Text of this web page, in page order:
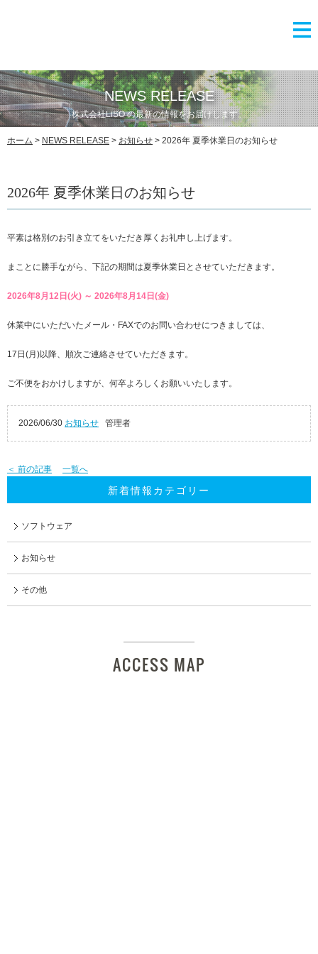
NEWS RELEASE
株式会社LiSO の最新の情報をお届けします。
ホーム > NEWS RELEASE > お知らせ > 2026年 夏季休業日のお知らせ
2026年 夏季休業日のお知らせ
平素は格別のお引き立てをいただき厚くお礼申し上げます。
まことに勝手ながら、下記の期間は夏季休業日とさせていただきます。
2026年8月12日(火) ～ 2026年8月14日(金)
休業中にいただいたメール・FAXでのお問い合わせにつきましては、
17日(月)以降、順次ご連絡させていただきます。
ご不便をおかけしますが、何卒よろしくお願いいたします。
2026/06/30 お知らせ 管理者
＜ 前の記事 一覧へ
新着情報カテゴリー
ソフトウェア
お知らせ
その他
ACCESS MAP